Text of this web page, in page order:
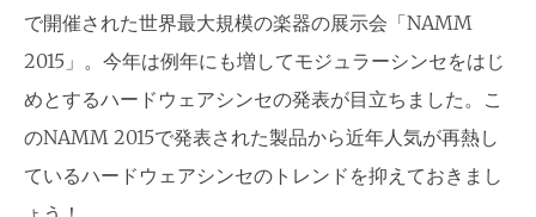
で開催された世界最大規模の楽器の展示会「NAMM
2015」。今年は例年にも増してモジュラーシンセをはじ
めとするハードウェアシンセの発表が目立ちました。こ
のNAMM 2015で発表された製品から近年人気が再熱し
ているハードウェアシンセのトレンドを抑えておきまし